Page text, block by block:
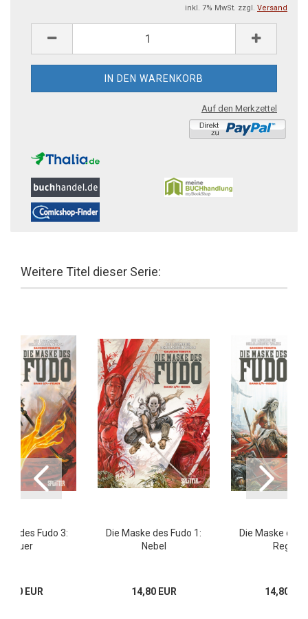
inkl. 7% MwSt. zzgl. Versand
Auf den Merkzettel
Weitere Titel dieser Serie:
des Fudo 3:
Feuer
EUR
Die Maske des Fudo 1:
Nebel
14,80 EUR
Die Maske des
Regen
14,80